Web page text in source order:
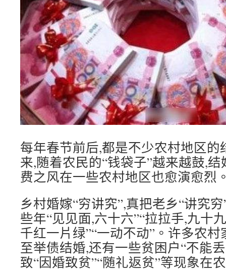
每年春节前后,都是不少农村地区的
来,随着农民的“钱袋子”越来越鼓,
费之风在一些农村地区也愈演愈烈
乡村婚嫁“穷讲究”,真把老乡“讲究
些年“见见面,六十六”“拉拉手,九十
千红一片绿”“一动不动”。许多农
至举债结婚,还有一些贫困户“不能
致“因婚致贫”“随礼返贫”等现象在